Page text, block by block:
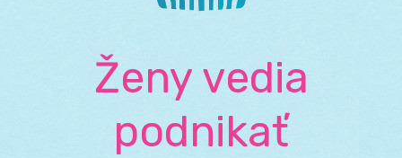
Ženy vedia
podnikať